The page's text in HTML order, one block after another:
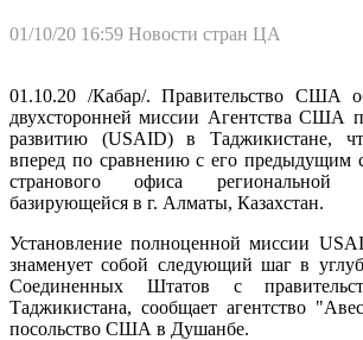
01/10/20 16:59 Новости стран ЦА
01.10.20 /Кабар/. Правительство США
двухсторонней миссии Агентства США
развитию (USAID) в Таджикистане,
вперед по сравнению с его предыдущим
странового офиса
базирующейся в г. Алматы, Казахстан.
Установление полноценной миссии
знаменует собой следующий шаг в
Соединенных Штатов с
Таджикистана, сообщает агентство
посольство США в Душанбе.